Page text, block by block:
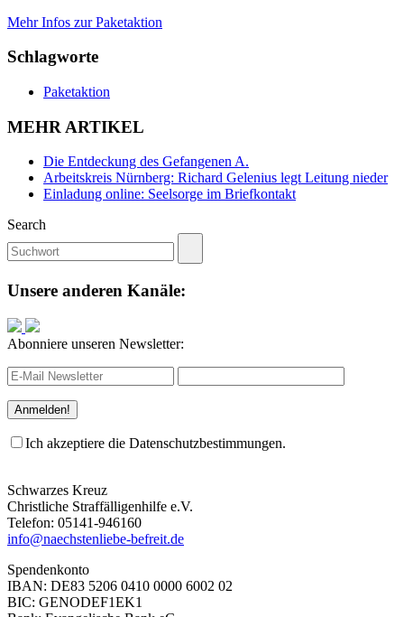
Mehr Infos zur Paketaktion
Schlagworte
Paketaktion
MEHR ARTIKEL
Die Entdeckung des Gefangenen A.
Arbeitskreis Nürnberg: Richard Gelenius legt Leitung nieder
Einladung online: Seelsorge im Briefkontakt
Search
Unsere anderen Kanäle:
Abonniere unseren Newsletter:
Ich akzeptiere die Datenschutzbestimmungen.
Schwarzes Kreuz
Christliche Straffälligenhilfe e.V.
Telefon: 05141-946160
info@naechstenliebe-befreit.de
Spendenkonto
IBAN: DE83 5206 0410 0000 6002 02
BIC: GENODEF1EK1